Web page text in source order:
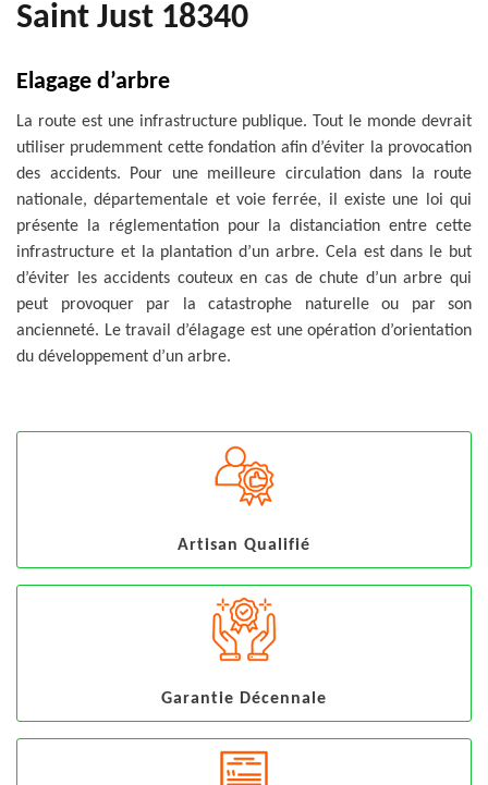
Saint Just 18340
Elagage d’arbre
La route est une infrastructure publique. Tout le monde devrait
utiliser prudemment cette fondation afin d’éviter la provocation
des accidents. Pour une meilleure circulation dans la route
nationale, départementale et voie ferrée, il existe une loi qui
présente la réglementation pour la distanciation entre cette
infrastructure et la plantation d’un arbre. Cela est dans le but
d’éviter les accidents couteux en cas de chute d’un arbre qui
peut provoquer par la catastrophe naturelle ou par son
ancienneté. Le travail d’élagage est une opération d’orientation
du développement d’un arbre.
Artisan Qualifié
Garantie Décennale